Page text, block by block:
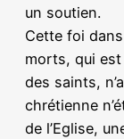
un soutien.
Cette foi
morts, qui
des saints,
chrétienne
de l’Eglise,